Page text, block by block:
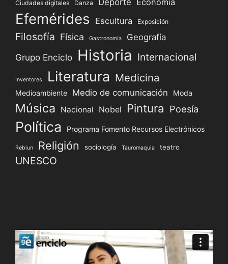
Ciudades digitales Danza
Efemérides Escultura Exposición
Filosofía Física Gastronomía Geografía
Grupo Enciclo Historia Internacional
Inventores Literatura Medicina
Medioambiente Medio de comunicación Moda
Música Nacional Nobel Pintura Poesía
Política Programa Fomento Recursos Electrónicos
Rebiun Religión sociología Tauromaquia teatro
UNESCO